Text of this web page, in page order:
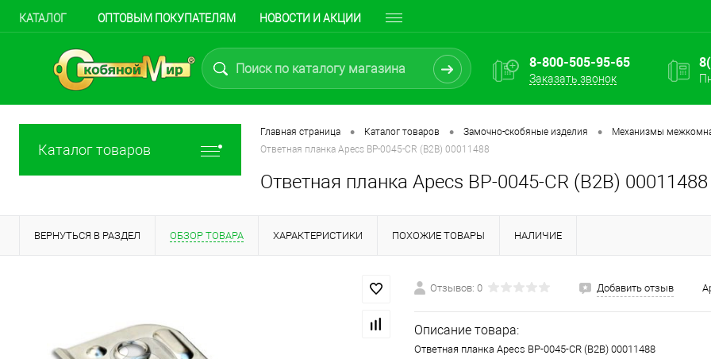
КАТАЛОГ ОПТОВЫМ ПОКУПАТЕЛЯМ НОВОСТИ И АКЦИИ
8-800-505-95-65
Заказать звонок
Каталог товаров
Главная страница • Каталог товаров • Замочно-скобяные изделия •
Механизмы
Ответная планка Apecs BP-0045-CR (B2B) 00011488
Ответная планка Apecs BP-0045-CR (B2B) 00011488
ВЕРНУТЬСЯ В РАЗДЕЛ ОБЗОР ТОВАРА ХАРАКТЕРИСТИКИ ПОХОЖИЕ ТОВАРЫ НАЛИЧИЕ
Отзывов: 0 Добавить отзыв
Описание товара:
Ответная планка Apecs BP-0045-CR (B2B) 00011488